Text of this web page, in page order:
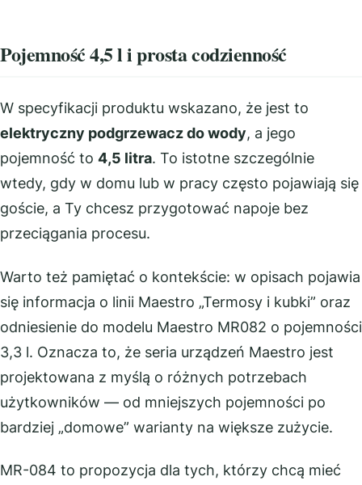
Pojemność 4,5 l i prosta codzienność
W specyfikacji produktu wskazano, że jest to
elektryczny podgrzewacz do wody, a jego
pojemność to 4,5 litra. To istotne szczególnie
wtedy, gdy w domu lub w pracy często pojawiają się
goście, a Ty chcesz przygotować napoje bez
przeciągania procesu.
Warto też pamiętać o kontekście: w opisach pojawia
się informacja o linii Maestro „Termosy i kubki” oraz
odniesienie do modelu Maestro MR082 o pojemności
3,3 l. Oznacza to, że seria urządzeń Maestro jest
projektowana z myślą o różnych potrzebach
użytkowników — od mniejszych pojemności po
bardziej „domowe” warianty na większe zużycie.
MR-084 to propozycja dla tych, którzy chcą mieć